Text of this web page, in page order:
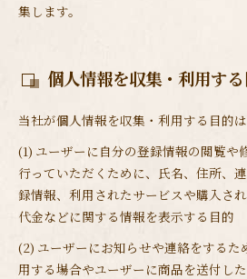
集します。
個人情報を収集・利用す
当社が個人情報を収集・利用する目的
(1) ユーザーに自分の登録情報の閲覧や
行っていただくために、氏名、住所、
録情報、利用されたサービスや購入さ
代金などに関する情報を表示する目的
(2) ユーザーにお知らせや連絡をするた
用する場合やユーザーに商品を送付し